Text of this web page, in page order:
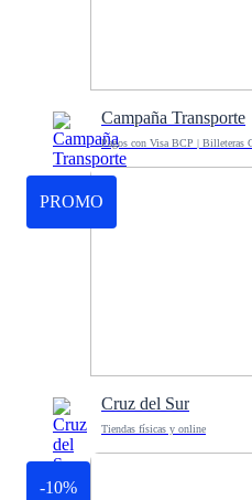
Campaña Transporte
PROMO
Cruz del Sur
Tiendas físicas y online
-10%